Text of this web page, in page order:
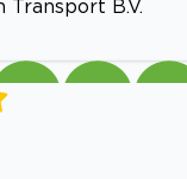
Transport B.V.